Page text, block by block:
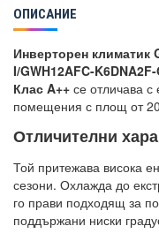
ОПИСАНИЕ
Инверторен климатик
I/GWH12AFC-
Клас A++ се отличава
помещения с площ от
Отличителни
Той притежава висока
сезони. Охлажда до
го прави подходящ за
поддържани ниски